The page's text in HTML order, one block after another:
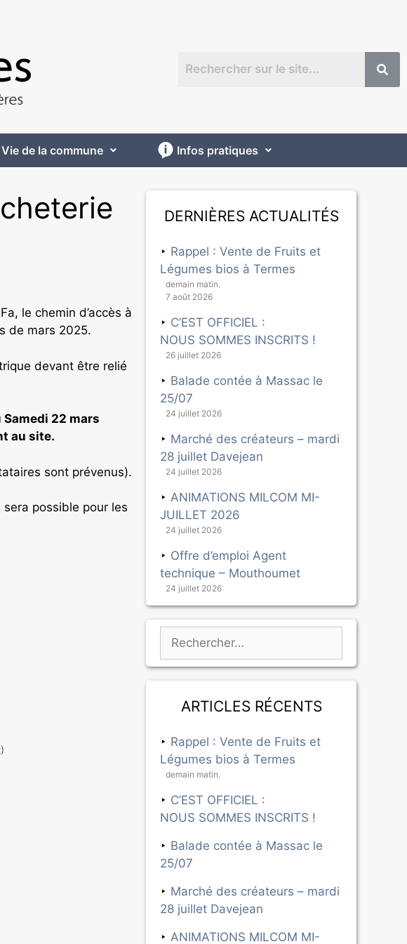
Vie de la commune Infos pratiques
le chemin d’accès à
de mars 2025.
devant être relié
22 mars
au site.
sont prévenus).
possible pour les
Dernières actualités
Rappel : Vente de Fruits et
Légumes bios à Termes
demain matin.
7 août 2026
C’EST OFFICIEL :
NOUS SOMMES INSCRITS !
26 juillet 2026
Balade contée à Massac le
25/07
24 juillet 2026
Marché des créateurs – mardi
28 juillet Davejean
24 juillet 2026
ANIMATIONS MILCOM MI-
JUILLET 2026
24 juillet 2026
Offre d’emploi Agent
technique – Mouthoumet
24 juillet 2026
Articles récents
Rappel : Vente de Fruits et
Légumes bios à Termes
demain matin.
C’EST OFFICIEL :
NOUS SOMMES INSCRITS !
Balade contée à Massac le
25/07
Marché des créateurs – mardi
28 juillet Davejean
ANIMATIONS MILCOM MI-